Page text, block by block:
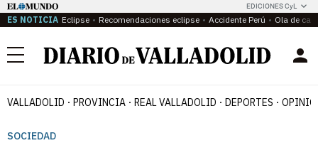
EDICIONES CyL
ES NOTICIA Eclipse Recomendaciones eclipse Accidente Perú Ola de
Menú
VALLADOLID PROVINCIA REAL VALLADOLID DEPORTES
SOCIEDAD